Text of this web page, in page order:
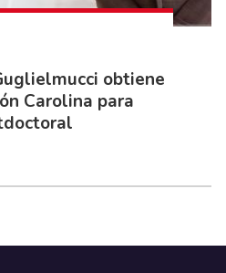
obtiene
Carolina para